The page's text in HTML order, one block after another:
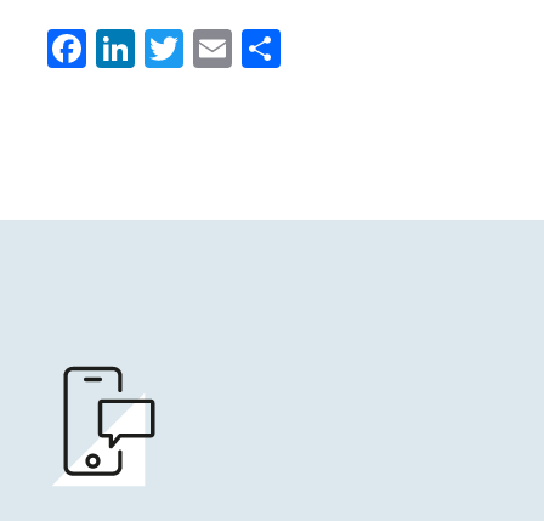
Facebook
LinkedIn
Twitter
Email